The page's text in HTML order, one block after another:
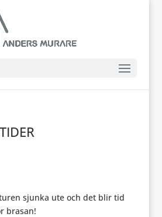
sjunka ute och det blir tid
brasan!